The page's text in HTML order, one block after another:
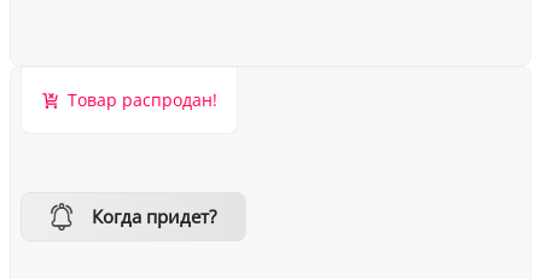
Товар распродан!
Когда придет?